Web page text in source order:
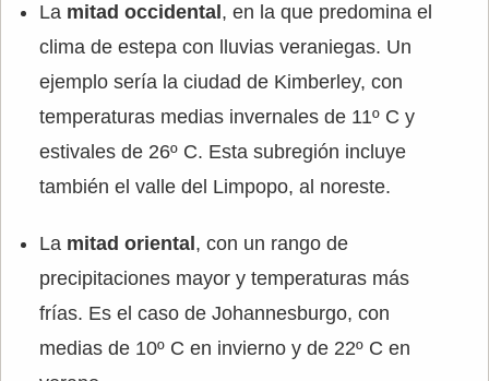
La mitad occidental , en la que predomina el
clima de estepa con lluvias veraniegas. Un
ejemplo sería la ciudad de Kimberley, con
temperaturas medias invernales de 11º C y
estivales de 26º C. Esta subregión incluye
también el valle del Limpopo, al noreste.
La mitad oriental , con un rango de
precipitaciones mayor y temperaturas más
frías. Es el caso de Johannesburgo, con
medias de 10º C en invierno y de 22º C en